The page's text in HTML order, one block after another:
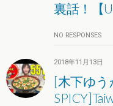
裏話！【
NO RESPONSES
2018年11月13日
[木下ゆう